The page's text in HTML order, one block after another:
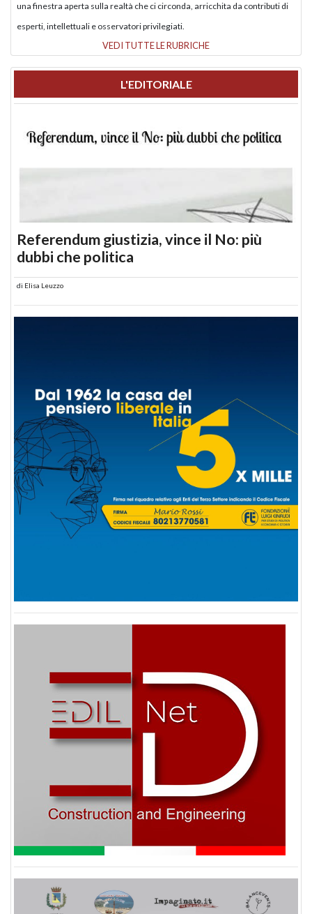
una finestra aperta sulla realtà che ci circonda, arricchita da contributi di
esperti, intellettuali e osservatori privilegiati.
VEDI TUTTE LE RUBRICHE
L'EDITORIALE
Referendum giustizia, vince il No: più
dubbi che politica
di Elisa Leuzzo